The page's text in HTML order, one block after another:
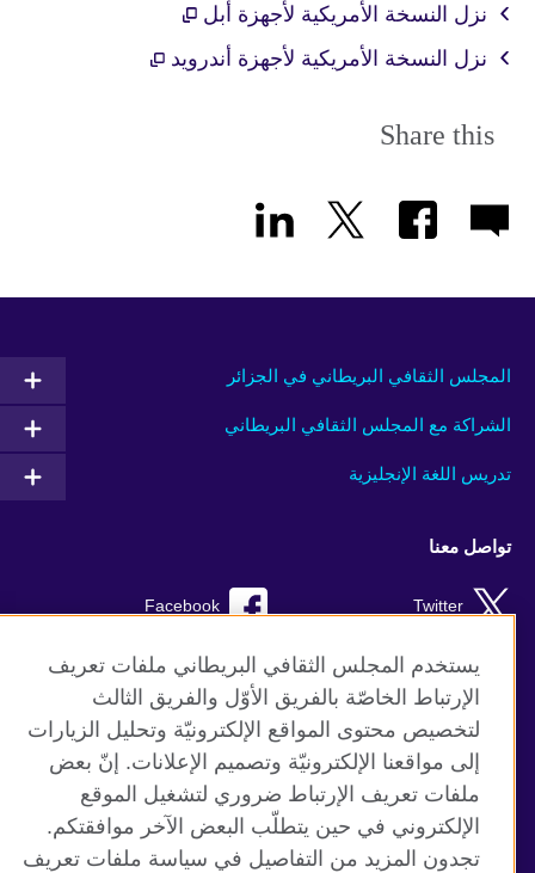
نزل النسخة الأمريكية لأجهزة أبل
نزل النسخة الأمريكية لأجهزة أندرويد
Share this
المجلس الثقافي البريطاني في الجزائر
الشراكة مع المجلس الثقافي البريطاني
تدريس اللغة الإنجليزية
تواصل معنا
Facebook Twitter
TikTok Instagram
Youtube
موقع المجلس الثقافي البريطاني العالمي
الخصوصية وشروط الاستخدام
يستخدم المجلس الثقافي البريطاني ملفات تعريف
الإرتباط الخاصّة بالفريق الأوّل والفريق الثالث
لتخصيص محتوى المواقع الإلكترونيّة وتحليل الزيارات
إلى مواقعنا الإلكترونيّة وتصميم الإعلانات. إنّ بعض
ملفات تعريف الإرتباط ضروري لتشغيل الموقع
الإلكتروني في حين يتطلّب البعض الآخر موافقتكم.
تجدون المزيد من التفاصيل في سياسة ملفات تعريف